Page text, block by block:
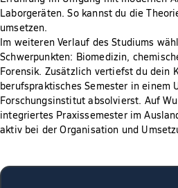
Laborgeräten. So kannst du die
umsetzen.
Im weiteren Verlauf des Studiums
Schwerpunkten: Biomedizin,
Forensik. Zusätzlich vertiefst du dein
berufspraktisches Semester in einem
Forschungsinstitut absolvierst. Auf
integriertes Praxissemester im
aktiv bei der Organisation und